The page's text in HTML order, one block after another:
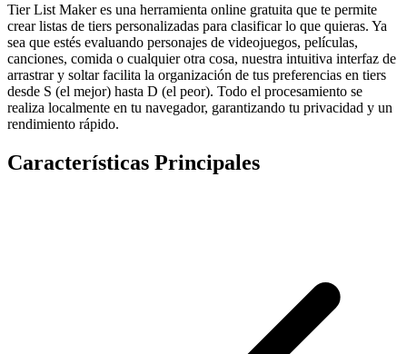
Tier List Maker es una herramienta online gratuita que te permite
crear listas de tiers personalizadas para clasificar lo que quieras. Ya
sea que estés evaluando personajes de videojuegos, películas,
canciones, comida o cualquier otra cosa, nuestra intuitiva interfaz de
arrastrar y soltar facilita la organización de tus preferencias en tiers
desde S (el mejor) hasta D (el peor). Todo el procesamiento se
realiza localmente en tu navegador, garantizando tu privacidad y un
rendimiento rápido.
Características Principales